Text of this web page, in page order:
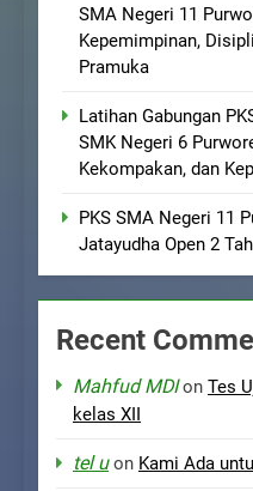
SMA Negeri 11
Kepemimpinan,
Pramuka
Latihan Gabungan
SMK Negeri 6
Kekompakan, dan
PKS SMA Negeri 11
Jatayudha Open 2
Recent
Mahfud MDIon Tes
kelas XII
tel uon Kami Ada